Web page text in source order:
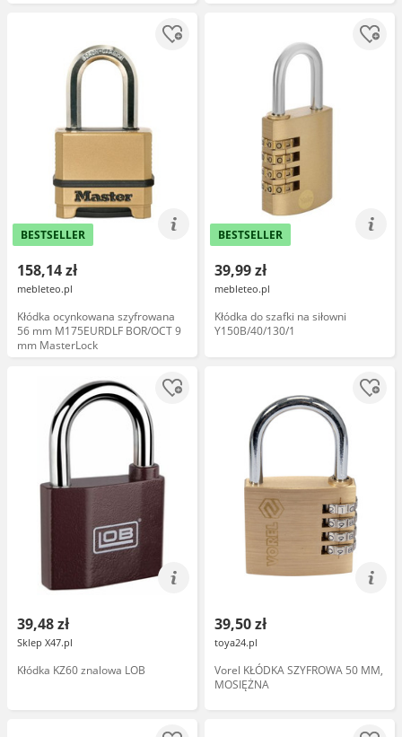
BESTSELLER
158,14 zł
mebleteo.pl
Kłódka ocynkowana szyfrowana
56 mm M175EURDLF BOR/OCT 9
mm MasterLock
BESTSELLER
39,99 zł
mebleteo.pl
Kłódka do szafki na siłowni
Y150B/40/130/1
39,48 zł
Sklep X47.pl
Kłódka KZ60 znalowa LOB
39,50 zł
toya24.pl
Vorel KŁÓDKA SZYFROWA 50 MM,
MOSIĘŻNA